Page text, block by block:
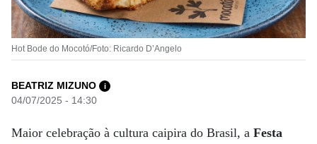
Hot Bode do Mocotó/Foto: Ricardo D’Angelo
BEATRIZ MIZUNO i
04/07/2025 - 14:30
Maior celebração à cultura caipira do Brasil, a Festa